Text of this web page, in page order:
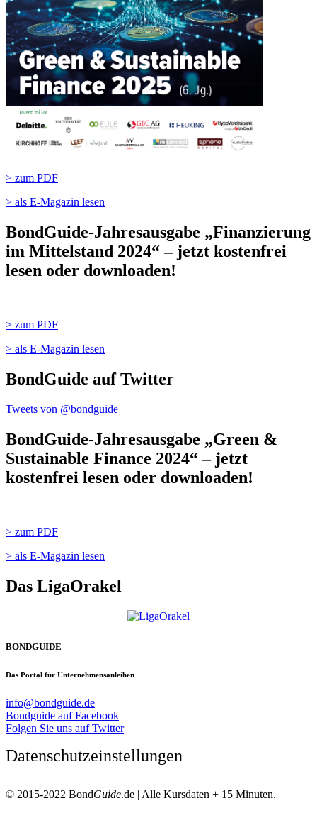
> zum PDF
> als E-Magazin lesen
BondGuide-Jahresausgabe „Finanzierung
im Mittelstand 2024“ – jetzt kostenfrei
lesen oder downloaden!
> zum PDF
> als E-Magazin lesen
BondGuide auf Twitter
Tweets von @bondguide
BondGuide-Jahresausgabe „Green &
Sustainable Finance 2024“ – jetzt
kostenfrei lesen oder downloaden!
> zum PDF
> als E-Magazin lesen
Das LigaOrakel
BONDGUIDE
Das Portal für Unternehmensanleihen
info@bondguide.de
Bondguide auf Facebook
Folgen Sie uns auf Twitter
Datenschutzeinstellungen
© 2015-2022 BondGuide.de | Alle Kursdaten + 15 Minuten.